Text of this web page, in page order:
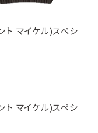
マイケル)スペシ
マイケル)スペシ